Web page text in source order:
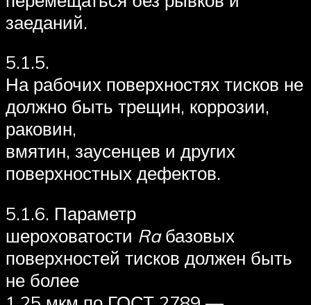
заеданий.
5.1.5.
На рабочих поверхностях тисков не
должно быть трещин, коррозии,
раковин,
вмятин, заусенцев и других
поверхностных дефектов.
5.1.6. Параметр
шероховатости Raбазовых
поверхностей тисков должен быть
не более